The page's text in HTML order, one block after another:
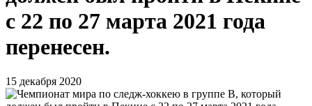
с 22 по 27 марта 2021 года
перенесен.
15 декабря 2020